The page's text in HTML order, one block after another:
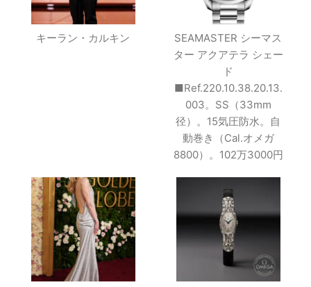
キーラン・カルキン
SEAMASTER シーマス
ター アクアテラ シェー
ド
■Ref.220.10.38.20.13.
003。SS（33mm
径）。15気圧防水。自
動巻き（Cal.オメガ
8800）。102万3000円